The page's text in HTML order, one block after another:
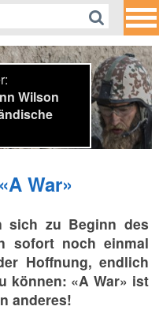
Wilson
War»
sich zu Beginn des
sofort noch einmal
Hoffnung, endlich
können: «A War» ist
anderes!